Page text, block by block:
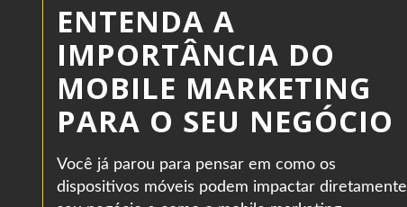
ENTENDA A
IMPORTÂNCIA DO
MOBILE MARKETING
PARA O SEU NEGÓCIO
Você já parou para pensar em como os
dispositivos móveis podem impactar diretamente